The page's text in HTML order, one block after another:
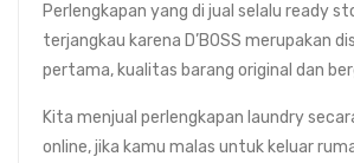
Perlengkapan yang di jual selalu ready
terjangkau karena D’BOSS merupakan
pertama, kualitas barang original dan
Kita menjual perlengkapan laundry
online, jika kamu malas untuk keluar